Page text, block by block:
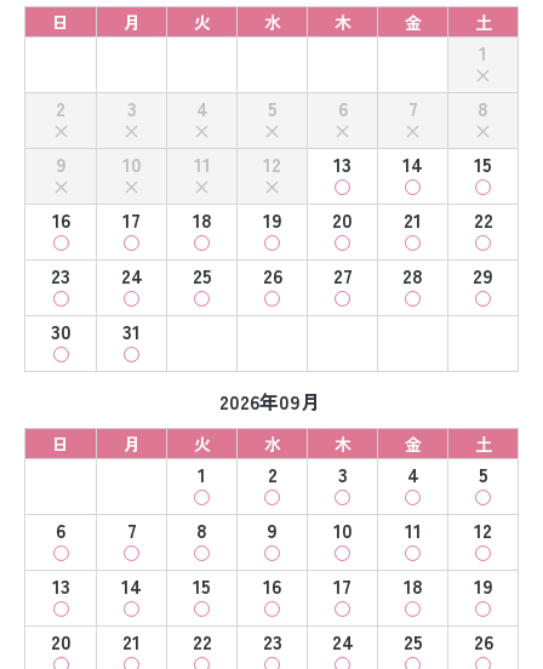
日
月 火 水 木 金 土
1
2
3 4 5 6 7
8
9
10 11 12 13 14
15
16
17 18 19 20 21
22
23
24 25 26 27 28
29
30
31
2026年09月
日 月 火 水 木 金 土
1 2 3 4
5
6
7 8 9 10 11
12
13
14 15 16 17 18
19
20
21 22 23 24 25
26